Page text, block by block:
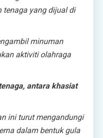
tenaga yang dijual di
minuman
aktiviti olahraga
antara khasiat
ini turut mengandungi
dalam bentuk gula